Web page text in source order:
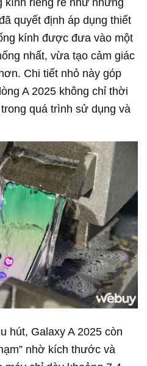
kính riêng rẽ như những
quyết định áp dụng thiết
kính được đưa vào một
nhất, vừa tạo cảm giác
Chi tiết nhỏ này góp
A 2025 không chỉ thời
quá trình sử dụng và
hút, Galaxy A 2025 còn
nhờ kích thước và